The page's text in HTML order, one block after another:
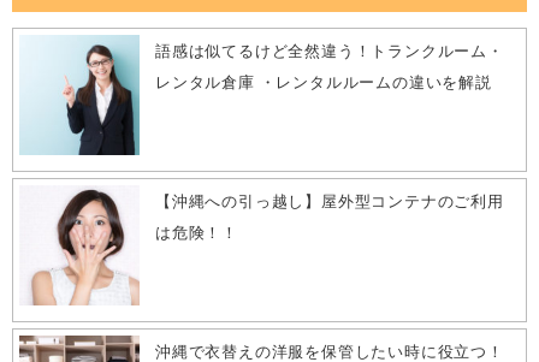
語感は似てるけど全然違う！トランクルーム・
レンタル倉庫 ・レンタルルームの違いを解説
【沖縄への引っ越し】屋外型コンテナのご利用
は危険！！
沖縄で衣替えの洋服を保管したい時に役立つ！